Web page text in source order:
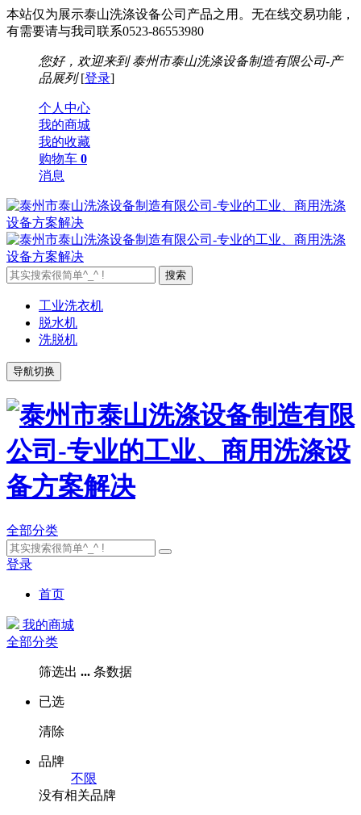
本站仅为展示泰山洗涤设备公司产品之用。无在线交易功能，
有需要请与我司联系0523-86553980
您好，欢迎来到 泰州市泰山洗涤设备制造有限公司-产
品展列[登录]
个人中心
我的商城
我的收藏
购物车 0
消息
工业洗衣机
脱水机
洗脱机
导航切换
全部分类
登录
首页
我的商城
全部分类
筛选出 ... 条数据
已选
清除
品牌
不限
没有相关品牌